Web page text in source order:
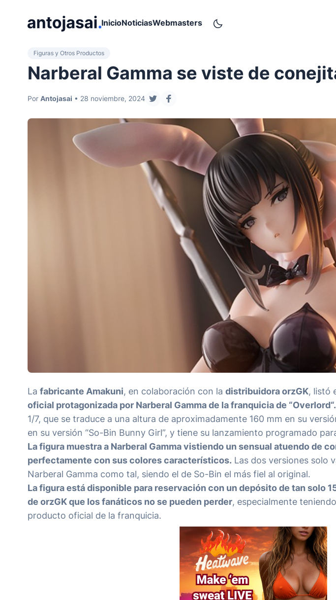
InicioNoticiasWebmasters
modo oscuro
Figuras y Otros Productos
Narberal Gamma se viste de
Por Antojasai • 28 noviembre, 2024
compartir en twitter
compartir en facebook
La fabricante Amakuni, en colaboración con la distribuidora orzGK, listó
oficial protagonizada por Narberal Gamma de la franquicia de “Overlord“.
1/7, que se traduce a una altura de aproximadamente 160 mm en su
en su versión “So-Bin Bunny Girl”, y tiene su lanzamiento programado
La figura muestra a Narberal Gamma vistiendo un sensual atuendo de
perfectamente con sus colores característicos. Las dos versiones solo
Narberal Gamma como tal, siendo el de So-Bin el más fiel al original.
La figura está disponible para reservación con un depósito de tan solo
de orzGK que los fanáticos no se pueden perder, especialmente
producto oficial de la franquicia.